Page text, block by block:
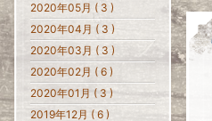
2020年05月 ( 3 )
2020年04月 ( 3 )
2020年03月 ( 3 )
2020年02月 ( 6 )
2020年01月 ( 3 )
2019年12月 ( 6 )